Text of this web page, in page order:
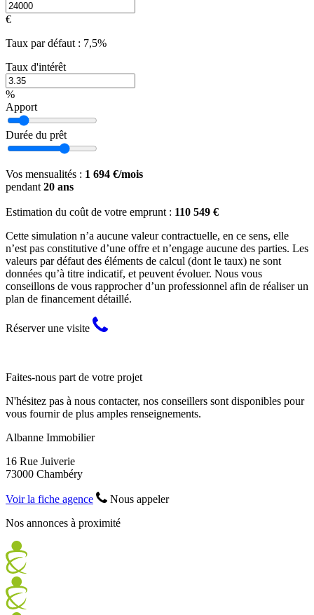
€
Taux par défaut : 7,5%
Taux d'intérêt
%
Apport
Durée du prêt
Vos mensualités : 1 694 €/mois
pendant 20 ans
Estimation du coût de votre emprunt : 110 549 €
Cette simulation n’a aucune valeur contractuelle, en ce sens, elle
n’est pas constitutive d’une offre et n’engage aucune des parties. Les
valeurs par défaut des éléments de calcul (dont le taux) ne sont
données qu’à titre indicatif, et peuvent évoluer. Nous vous
conseillons de vous rapprocher d’un professionnel afin de réaliser un
plan de financement détaillé.
Réserver une visite
Faites-nous part de votre projet
N'hésitez pas à nous contacter, nos conseillers sont disponibles pour
vous fournir de plus amples renseignements.
Albanne Immobilier
16 Rue Juiverie
73000 Chambéry
Voir la fiche agence
Nous appeler
Nos annonces à proximité